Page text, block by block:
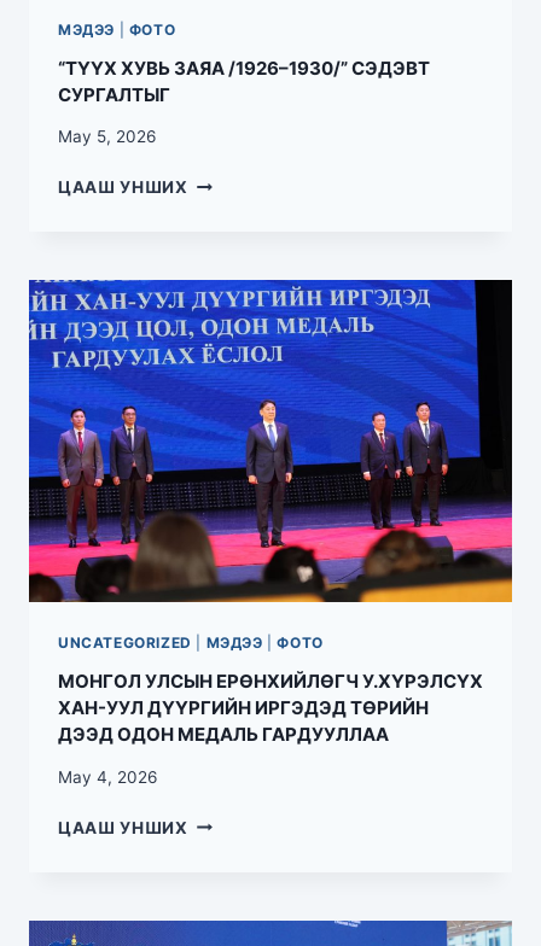
МЭДЭЭ ФОТО
“ТҮҮХ ХУВЬ ЗАЯА /1926–1930/” СЭДЭВТ
СУРГАЛТЫГ
May 5, 2026
ЦААШ УНШИХ
UNCATEGORIZED МЭДЭЭ |ФОТО
МОНГОЛ УЛСЫН ЕРӨНХИЙЛӨГЧ У.ХҮРЭЛСҮХ
ХАН-УУЛ ДҮҮРГИЙН ИРГЭДЭД ТӨРИЙН
ДЭЭД ОДОН МЕДАЛЬ ГАРДУУЛЛАА
May 4, 2026
ЦААШ УНШИХ